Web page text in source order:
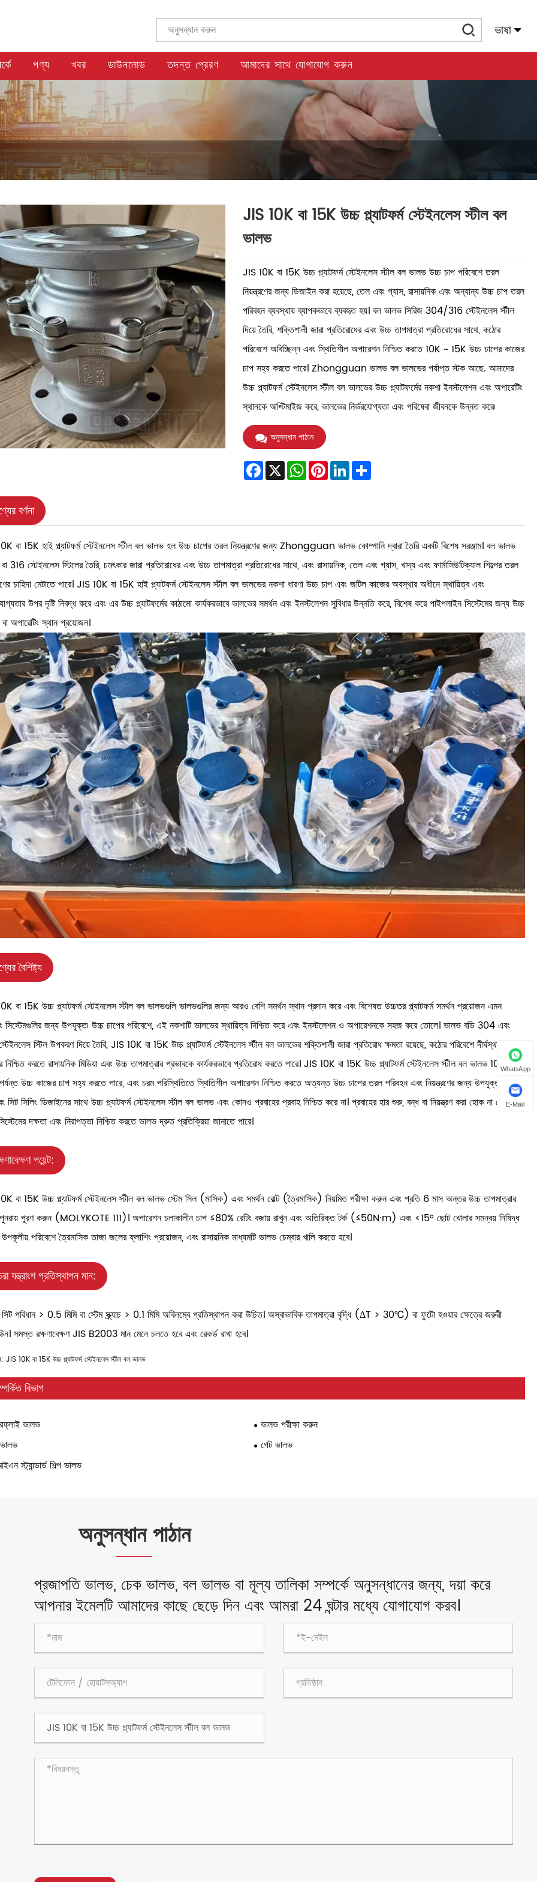
ভাষা
পণ্য খবর ডাউনলোড তদন্ত প্রেরণ আমাদের সাথে যোগাযোগ করুন
JIS 10K বা 15K উচ্চ প্ল্যাটফর্ম স্টেইনলেস স্টীল বল
ভালভ
JIS 10K বা 15K উচ্চ প্ল্যাটফর্ম স্টেইনলেস স্টীল বল ভালভ উচ্চ চাপ পরিবেশে তরল
নিয়ন্ত্রণের জন্য ডিজাইন করা হয়েছে, তেল এবং গ্যাস, রাসায়নিক এবং অন্যান্য উচ্চ চাপ তরল
পরিবহন ব্যবস্থায় ব্যাপকভাবে ব্যবহৃত হয়। বল ভালভ সিরিজ 304/316 স্টেইনলেস স্টীল
দিয়ে তৈরি, শক্তিশালী জারা প্রতিরোধের এবং উচ্চ তাপমাত্রা প্রতিরোধের সাথে, কঠোর
পরিবেশে অবিচ্ছিন্ন এবং স্থিতিশীল অপারেশন নিশ্চিত করতে 10K ~ 15K উচ্চ চাপের কাজের
চাপ সহ্য করতে পারে। Zhongguan ভালভ বল ভালভের পর্যাপ্ত স্টক আছে. আমাদের
উচ্চ প্ল্যাটফর্ম স্টেইনলেস স্টীল বল ভালভের উচ্চ প্ল্যাটফর্মের নকশা ইনস্টলেশন এবং অপারেটিং
স্থানকে অপ্টিমাইজ করে, ভালভের নির্ভরযোগ্যতা এবং পরিষেবা জীবনকে উন্নত করে৷
অনুসন্ধান পাঠান
Facebook
X WhatsApp
PinterestLinkedInShare
বর্ণনা
বা 15K হাই প্ল্যাটফর্ম স্টেইনলেস স্টীল বল ভালভ হল উচ্চ চাপের তরল নিয়ন্ত্রণের জন্য Zhongguan ভালভ কোম্পানি দ্বারা তৈরি একটি বিশেষ সরঞ্জাম। বল ভালভ
316 স্টেইনলেস স্টিলের তৈরি, চমৎকার জারা প্রতিরোধের এবং উচ্চ তাপমাত্রা প্রতিরোধের সাথে, এবং রাসায়নিক, তেল এবং গ্যাস, খাদ্য এবং ফার্মাসিউটিক্যাল শিল্পের তরল
চাহিদা মেটাতে পারে। JIS 10K বা 15K হাই প্ল্যাটফর্ম স্টেইনলেস স্টীল বল ভালভের নকশা ধারণা উচ্চ চাপ এবং জটিল কাজের অবস্থার অধীনে স্থায়িত্ব এবং
উপর দৃষ্টি নিবদ্ধ করে এবং এর উচ্চ প্ল্যাটফর্মের কাঠামো কার্যকরভাবে ভালভের সমর্থন এবং ইনস্টলেশন সুবিধার উন্নতি করে, বিশেষ করে পাইপলাইন সিস্টেমের জন্য উচ্চ
অপারেটিং স্থান প্রয়োজন।
বৈশিষ্ট্য
বা 15K উচ্চ প্ল্যাটফর্ম স্টেইনলেস স্টীল বল ভালভগুলি ভালভগুলির জন্য আরও বেশি সমর্থন স্থান প্রদান করে এবং বিশেষত উচ্চতর প্ল্যাটফর্ম সমর্থন প্রয়োজন এমন
সিস্টেমগুলির জন্য উপযুক্ত৷ উচ্চ চাপের পরিবেশে, এই নকশাটি ভালভের স্থায়িত্ব নিশ্চিত করে এবং ইনস্টলেশন ও অপারেশনকে সহজ করে তোলে। ভালভ বডি 304 এবং
স্টিল উপকরণ দিয়ে তৈরি, JIS 10K বা 15K উচ্চ প্ল্যাটফর্ম স্টেইনলেস স্টীল বল ভালভের শক্তিশালী জারা প্রতিরোধ ক্ষমতা রয়েছে, কঠোর পরিবেশে দীর্ঘস্থায়ী
নিশ্চিত করতে রাসায়নিক মিডিয়া এবং উচ্চ তাপমাত্রার প্রভাবকে কার্যকরভাবে প্রতিরোধ করতে পারে। JIS 10K বা 15K উচ্চ প্ল্যাটফর্ম স্টেইনলেস স্টীল বল ভালভ 10K থেকে
উচ্চ কাজের চাপ সহ্য করতে পারে, এবং চরম পরিস্থিতিতে স্থিতিশীল অপারেশন নিশ্চিত করতে অত্যন্ত উচ্চ চাপের তরল পরিবহন এবং নিয়ন্ত্রণের জন্য উপযুক্ত। উন্নত
সিট সিলিং ডিজাইনের সাথে উচ্চ প্ল্যাটফর্ম স্টেইনলেস স্টীল বল ভালভ এবং কোনও প্রবাহের প্রবাহ নিশ্চিত করে না। প্রবাহের হার শুরু, বন্ধ বা নিয়ন্ত্রণ করা হোক না কেন,
দক্ষতা এবং নিরাপত্তা নিশ্চিত করতে ভালভ দ্রুত প্রতিক্রিয়া জানাতে পারে।
পয়েন্ট:
বা 15K উচ্চ প্ল্যাটফর্ম স্টেইনলেস স্টীল বল ভালভ স্টেম সিল (মাসিক) এবং সমর্থন বোল্ট (ত্রৈমাসিক) নিয়মিত পরীক্ষা করুন এবং প্রতি 6 মাস অন্তর উচ্চ তাপমাত্রার
পূরণ করুন (MOLYKOTE 111)। অপারেশন চলাকালীন চাপ ≤80% রেটিং বজায় রাখুন এবং অতিরিক্ত টর্ক (≤50N·m) এবং <15° ছোট খোলার সমন্বয় নিষিদ্ধ
পরিবেশে ত্রৈমাসিক তাজা জলের ফ্লাশিং প্রয়োজন, এবং রাসায়নিক মাধ্যমটি ভালভ চেম্বার খালি করতে হবে।
যন্ত্রাংশ প্রতিস্থাপন মান:
পরিধান > 0.5 মিমি বা স্টেম স্ক্র্যাচ > 0.1 মিমি অবিলম্বে প্রতিস্থাপন করা উচিত। অস্বাভাবিক তাপমাত্রা বৃদ্ধি (ΔT > 30℃) বা ফুটো হওয়ার ক্ষেত্রে জরুরী
সমস্ত রক্ষণাবেক্ষণ JIS B2003 মান মেনে চলতে হবে এবং রেকর্ড রাখা হবে।
JIS 10K বা 15K উচ্চ প্ল্যাটফর্ম স্টেইনলেস স্টীল বল ভালভ
বিভাগ
ভালভ
ভালভ পরীক্ষা করুন
গেট ভালভ
স্ট্যান্ডার্ড শিল্প ভালভ
অনুসন্ধান পাঠান
প্রজাপতি ভালভ, চেক ভালভ, বল ভালভ বা মূল্য তালিকা সম্পর্কে অনুসন্ধানের জন্য, দয়া করে
আপনার ইমেলটি আমাদের কাছে ছেড়ে দিন এবং আমরা 24 ঘন্টার মধ্যে যোগাযোগ করব।
WhatsApp
E-Mail